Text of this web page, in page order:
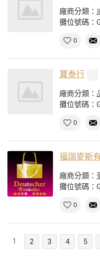
廠商分類：
攤位號碼：
0
寶泰行
廠商分類：
攤位號碼：
0
福瑞麥斯
廠商分類：
攤位號碼：
0
1 2 3 4 5